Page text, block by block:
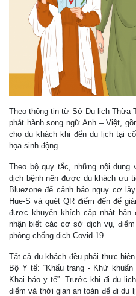
Theo thông tin từ Sở Du lịch Thừa
phát hành song ngữ Anh – Việt,
cho du khách khi đến du lịch tại
họa sinh động.
Theo bộ quy tắc, những nội dung
dịch bệnh nên được du khách ưu
Bluezone để cảnh báo nguy cơ
Hue-S và quét QR điểm đến để
được khuyến khích cập nhật bản
nhận biết các cơ sở dịch vụ,
phòng chống dịch Covid-19.
Tất cả du khách đều phải thực
Bộ Y tế: “Khẩu trang - Khử
Khai báo y tế”. Trước khi đi du
điểm và thời gian an toàn để đi du